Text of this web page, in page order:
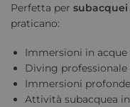
Perfetta per
praticano:
Immersioni in acque
Diving professionale
Immersioni
Attività subacquea